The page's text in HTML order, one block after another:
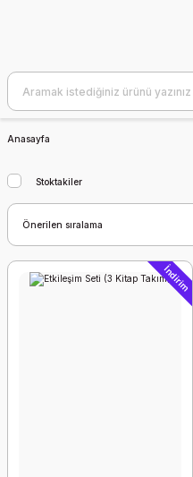
Anasayfa
Stoktakiler
İndirim